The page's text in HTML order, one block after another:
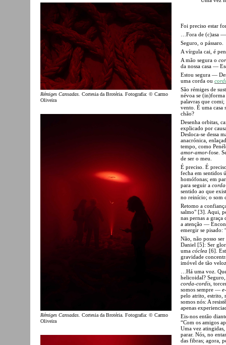
Rémiges Cansadas. Cortesia da Brotéria. Fotografia: © Carmo
Oliveira
Rémiges Cansadas. Cortesia da Brotéria. Fotografia: © Carmo
Oliveira
Foi preciso estar
…Fora de (c)asa
Seguro, o pássaro.
A vírgula cai, é
A mão segura o
da nossa casa —
Estou segura —
uma corda ou
São rémiges de
névoa se
palavras que
vento. É uma casa
chão?
Desenha orbitas,
explicado por
Desloca-se dessa
anacrónica,
tempo, como
amor-amor-fose.
de ser o meu.
É preciso. É
fecha em sentidos
homófonas; em
para seguir a
sentido ao que
no reinício; o som
Retomo a
salmo" [3]. Aqui,
nas pernas a
a atenção —
emergir se pisado:
Não, não posso
Daniel [5]: Ser
uma cóclea [6].
gravidade
imóvel de tão
…Há uma voz.
helicoidal? Seguro,
corda-cordis ,
somos sempre —
pelo atrito, estrito,
somos nós: A
apenas
Eis-nos então
“Com os amigos
Uma vez
parar. Nós, no
das fibras; agora,